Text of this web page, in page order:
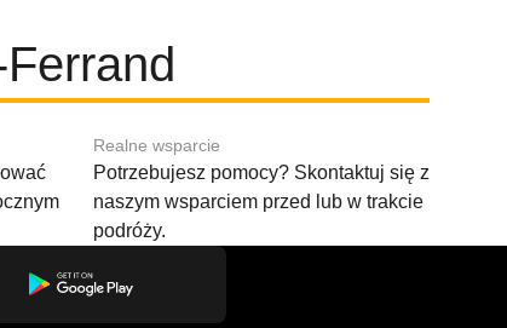
Realne wsparcie
Potrzebujesz pomocy? Skontaktuj się z
naszym wsparciem przed lub w trakcie
podróży.